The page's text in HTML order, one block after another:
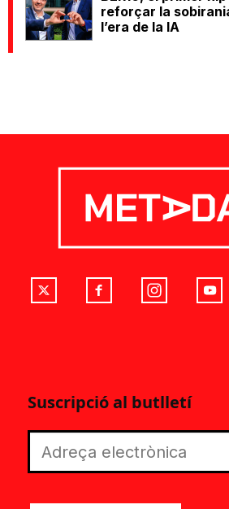
reforçar la
l’era de la IA
Suscripció al butlletí